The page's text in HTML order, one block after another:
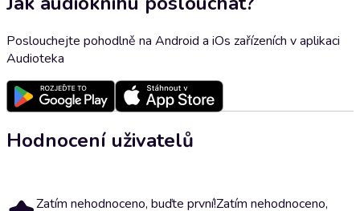
Poslouchejte pohodlně na Android a iOs zařízeních v aplikaci
Audioteka
Hodnocení uživatelů
Zatím nehodnoceno, buďte první!Zatím nehodnoceno,